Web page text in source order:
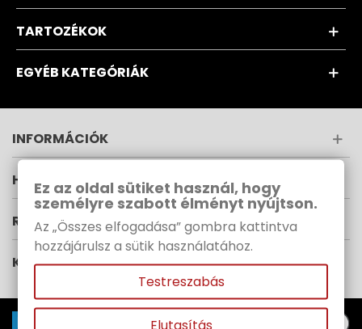
TARTOZÉKOK
EGYÉB KATEGÓRIÁK
INFORMÁCIÓK
HÍRLEVÉL
RUPES MAGYARORSZÁG
KÖVESS MINKET
Ez az oldal sütiket használ, hogy
személyre szabott élményt nyújtson.
Az „Összes elfogadása” gombra kattintva
hozzájárulsz a sütik használatához.
Testreszabás
Elutasítás